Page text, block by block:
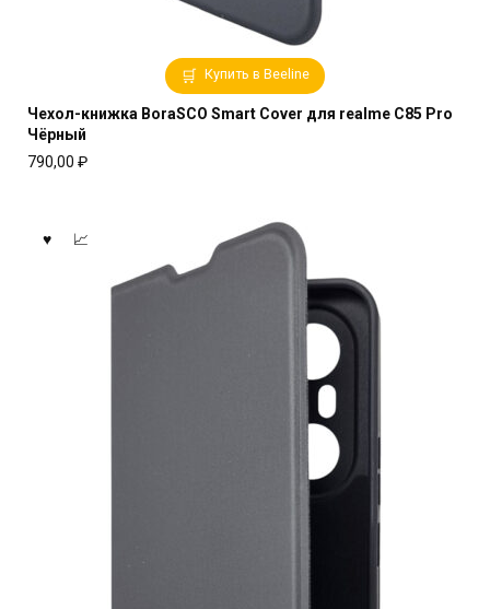
Купить в Beeline
Чехол-книжка BoraSCO Smart Cover для realme C85 Pro
Чёрный
790,00 ₽